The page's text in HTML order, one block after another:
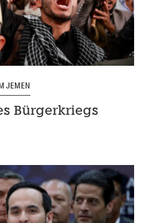
JEMEN
Bürgerkriegs